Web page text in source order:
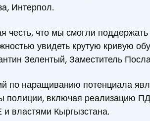
Интерпол.
честь, что мы смогли
увидеть крутую кривую
Зелентый, Заместитель
по наращиванию потенциала
полиции, включая реализацию
властями Кыргызстана.